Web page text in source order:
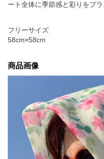
ート全体に季節感と彩りをプラ
フリーサイズ
58cm×58cm
商品画像